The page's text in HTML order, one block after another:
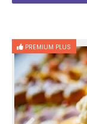
PREMIUM PLUS